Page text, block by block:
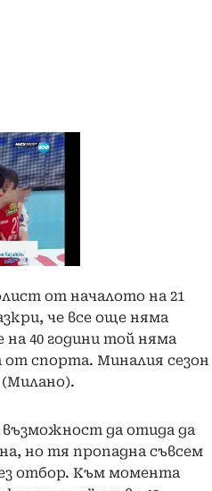
от началото на 21
че все още няма
на 40 години той няма
от спорта. Миналия сезон
(Милано).
възможност да отида да
но тя пропадна съвсем
отбор. Към момента